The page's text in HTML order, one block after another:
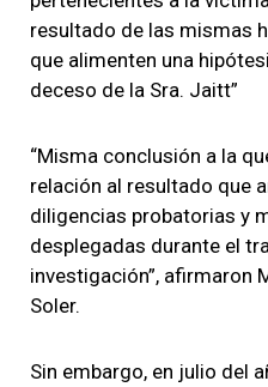
resultado de las mismas
que alimenten una
deceso de la Sra. Jaitt”
“Misma conclusión a la
relación al resultado que
diligencias probatorias y
desplegadas durante el
investigación”, afirmaron
Soler.
Sin embargo, en julio del